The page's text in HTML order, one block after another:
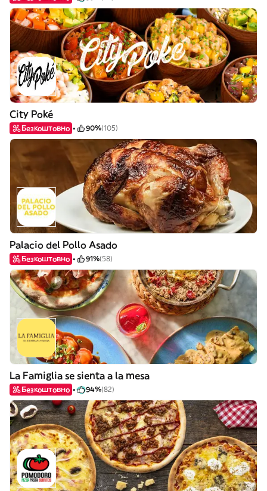
City Poké
Безкоштовно 90%(105)
Palacio del Pollo Asado
Безкоштовно 91%(58)
La Famiglia se sienta a la mesa
Безкоштовно 94%(82)